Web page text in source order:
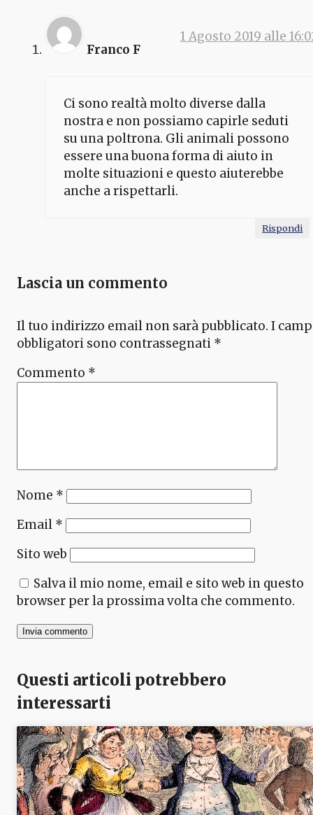
Franco F
1 Agosto 2019 alle
Ci sono realtà molto diverse dalla
nostra e non possiamo capirle seduti
su una poltrona. Gli animali possono
essere una buona forma di aiuto in
molte situazioni e questo aiuterebbe
anche a rispettarli.
Rispondi
Lascia un commento
Il tuo indirizzo email non sarà pubblicato. I
obbligatori sono contrassegnati *
Commento *
Nome *
Email *
Sito web
Salva il mio nome, email e sito web in questo
browser per la prossima volta che commento.
Questi articoli potrebbero
interessarti